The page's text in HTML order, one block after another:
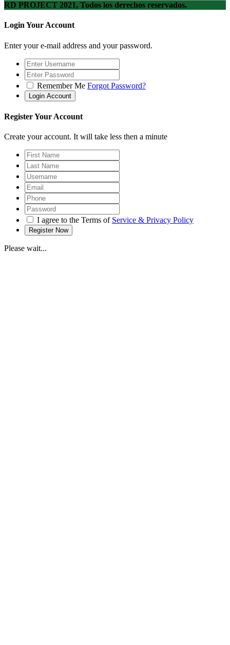
RD PROJECT 2021, Todos los derechos reservados.
Login Your Account
Enter your e-mail address and your password.
Remember Me Forgot Password?
Register Your Account
Create your account. It will take less then a minute
I agree to the Terms of Service & Privacy Policy
Please wait...